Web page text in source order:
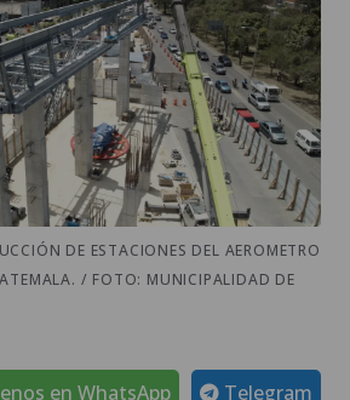
DE ESTACIONES DEL AEROMETRO
/ FOTO: MUNICIPALIDAD DE
de tránsitode la Ciudad